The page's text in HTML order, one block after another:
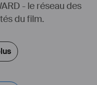
- le réseau des
du film.
indépendant.
aux associations et aux
projet audiovisuel.